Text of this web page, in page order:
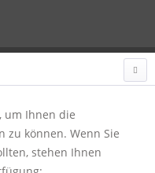
um Ihnen die
zu können. Wenn Sie
stehen Ihnen